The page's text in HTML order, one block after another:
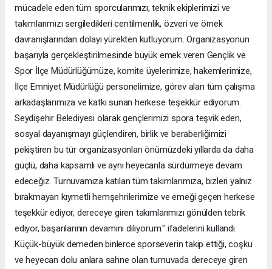
mücadele eden tüm sporcularımızı, teknik ekiplerimizi ve
takımlarımızı sergiledikleri centilmenlik, özveri ve örnek
davranışlarından dolayı yürekten kutluyorum. Organizasyonun
başarıyla gerçekleştirilmesinde büyük emek veren Gençlik ve
Spor İlçe Müdürlüğümüze, komite üyelerimize, hakemlerimize,
İlçe Emniyet Müdürlüğü personelimize, görev alan tüm çalışma
arkadaşlarımıza ve katkı sunan herkese teşekkür ediyorum.
Seydişehir Belediyesi olarak gençlerimizi spora teşvik eden,
sosyal dayanışmayı güçlendiren, birlik ve beraberliğimizi
pekiştiren bu tür organizasyonları önümüzdeki yıllarda da daha
güçlü, daha kapsamlı ve aynı heyecanla sürdürmeye devam
edeceğiz. Turnuvamıza katılan tüm takımlarımıza, bizleri yalnız
bırakmayan kıymetli hemşehrilerimize ve emeği geçen herkese
teşekkür ediyor, dereceye giren takımlarımızı gönülden tebrik
ediyor, başarılarının devamını diliyorum." ifadelerini kullandı.
Küçük-büyük demeden binlerce sporseverin takip ettiği, coşku
ve heyecan dolu anlara sahne olan turnuvada dereceye giren